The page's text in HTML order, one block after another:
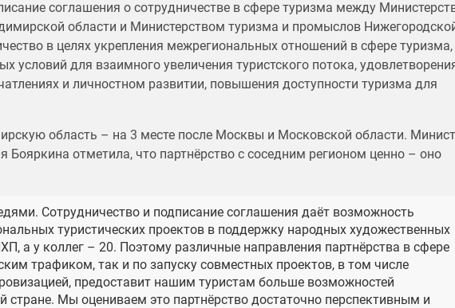
соглашения о сотрудничестве в сфере туризма между
области и Министерством туризма и промыслов
в целях укрепления межрегиональных отношений в сфере туризма,
условий для взаимного увеличения туристского потока,
и личностном развитии, повышения доступности туризма для
область – на 3 месте после Москвы и Московской области.
Бояркина отметила, что партнёрство с соседним регионом ценно – оно
Сотрудничество и подписание соглашения даёт возможность
туристических проектов в поддержку народных художественных
а у коллег – 20. Поэтому различные направления партнёрства в сфере
трафиком, так и по запуску совместных проектов, в том числе
предоставит нашим туристам больше возможностей
стране. Мы оцениваем это партнёрство достаточно перспективным и